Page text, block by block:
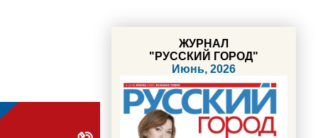
ЖУРНАЛ
"РУССКИЙ ГОРОД"
Июнь, 2026